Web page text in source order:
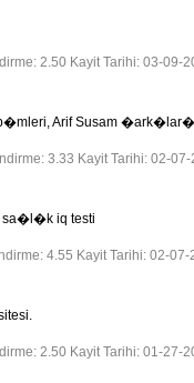
2.50 Kayit Tarihi: 03-09-
Arif Susam �ark�lar�
3.33 Kayit Tarihi: 02-
sa�l�k iq testi
4.55 Kayit Tarihi: 02-07-
2.50 Kayit Tarihi: 01-27-